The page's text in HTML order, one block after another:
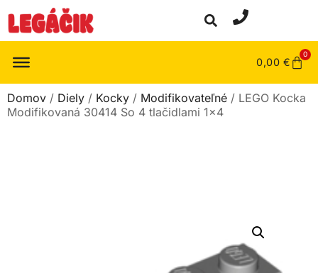
0,00 €
0
Domov / Diely / Kocky / Modifikovateľné / LEGO Kocka
Modifikovaná 30414 So 4 tlačidlami 1×4